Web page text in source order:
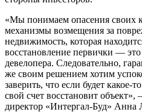
«Мы понимаем опасения своих
механизмы возмещения за
недвижимость, которая
восстановление первички —
девелопера. Следовательно,
же своим решением хотим
заверить, что если будет
свой счет восстановит
директор «Интергал-Буд» Анна